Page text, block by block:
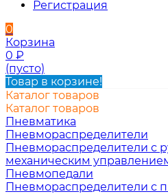
Регистрация
0
Корзина
0 ₽
(пусто)
Товар в корзине!
Каталог товаров
Каталог товаров
Пневматика
Пневмораспределители
Пневмораспределители с
механическим
Пневмопедали
Пневмораспределители с